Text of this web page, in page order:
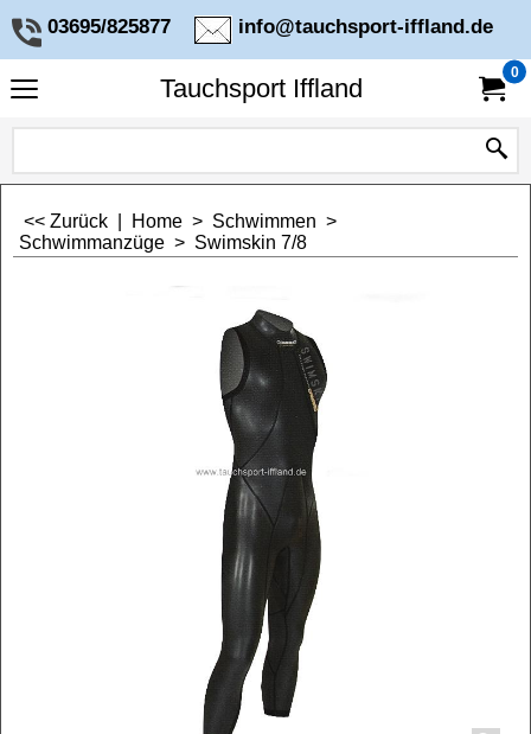
03695/825877 info@tauchsport-iffland.de
Tauchsport Iffland
0
<< Zurück Home > Schwimmen >
Schwimmanzüge > Swimskin 7/8